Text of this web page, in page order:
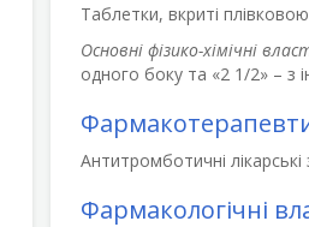
Таблетки, вкриті
Основні фізико-хімічні
одного боку та «2 1/2» – з
Антитромботичні
Фармакологічні